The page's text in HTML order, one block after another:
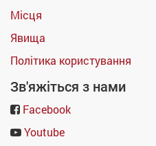
Місця
Явища
Політика користування
Зв'яжіться з нами
Facebook
Youtube